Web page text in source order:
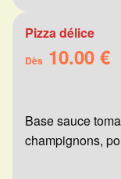
Pizza délice
Dès 10.00 €
Base sauce
champignons,